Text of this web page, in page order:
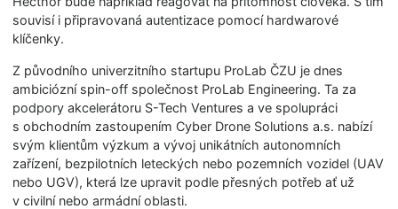
souvisí i připravovaná autentizace pomocí hardwarové
klíčenky.
Z původního univerzitního startupu ProLab ČZU je dnes
ambiciózní spin-off společnost ProLab Engineering. Ta za
podpory akcelerátoru S-Tech Ventures a ve spolupráci
s obchodním zastoupením Cyber Drone Solutions a.s. nabízí
svým klientům výzkum a vývoj unikátních autonomních
zařízení, bezpilotních leteckých nebo pozemních vozidel (UAV
nebo UGV), která lze upravit podle přesných potřeb ať už
v civilní nebo armádní oblasti.